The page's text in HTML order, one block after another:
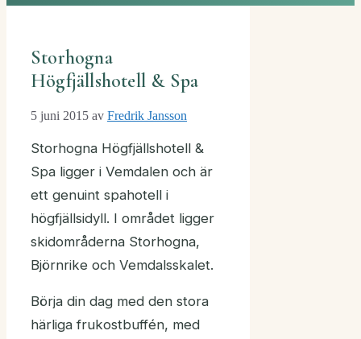
Storhogna
Högfjällshotell & Spa
5 juni 2015 av Fredrik Jansson
Storhogna Högfjällshotell &
Spa ligger i Vemdalen och är
ett genuint spahotell i
högfjällsidyll. I området ligger
skidområderna Storhogna,
Björnrike och Vemdalsskalet.
Börja din dag med den stora
härliga frukostbuffén, med